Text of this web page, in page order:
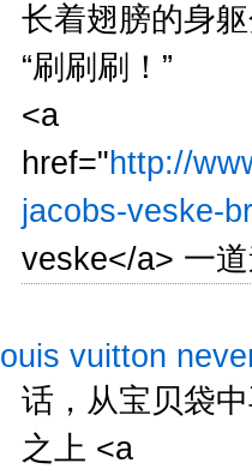
长着翅膀的身
“刷刷刷！”
<a
href="http://
jacobs-veske-
veske</a> 一
louis vuitton
话，从宝贝袋
之上 <a